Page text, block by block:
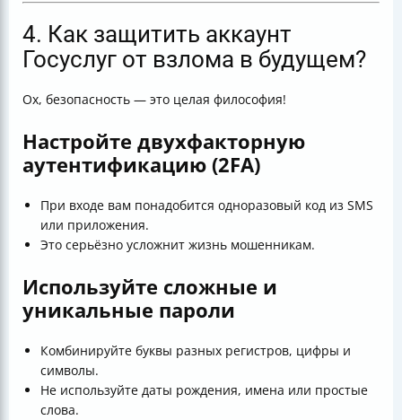
4. Как защитить аккаунт
Госуслуг от взлома в будущем?
Ох, безопасность — это целая философия!
Настройте двухфакторную
аутентификацию (2FA)
При входе вам понадобится одноразовый код из SMS
или приложения.
Это серьёзно усложнит жизнь мошенникам.
Используйте сложные и
уникальные пароли
Комбинируйте буквы разных регистров, цифры и
символы.
Не используйте даты рождения, имена или простые
слова.